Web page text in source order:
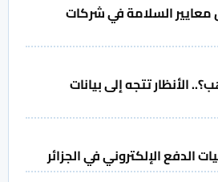
السلامة في شركات
الأنظار تتجه إلى بيانات
الدفع الإلكتروني في الجزائر